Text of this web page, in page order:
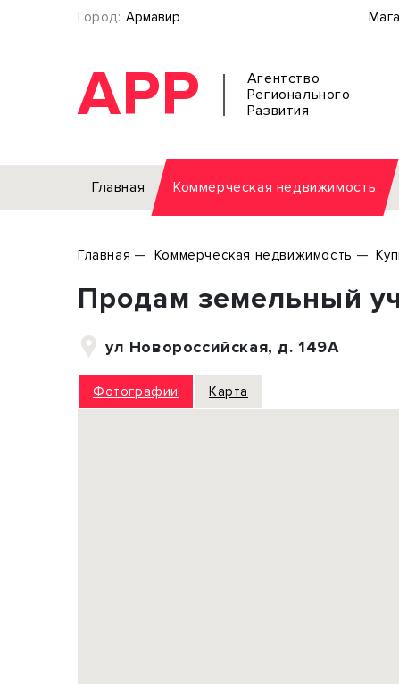
Город: Армавир
АРР
Агентство
Регионального
Развития
Главная Коммерческая недвижимость
Торговое помещение
Склад
Производство
Главная Коммерческая недвижимость
Продам земельный
ул Новороссийская, д. 149А
Фотографии Карта